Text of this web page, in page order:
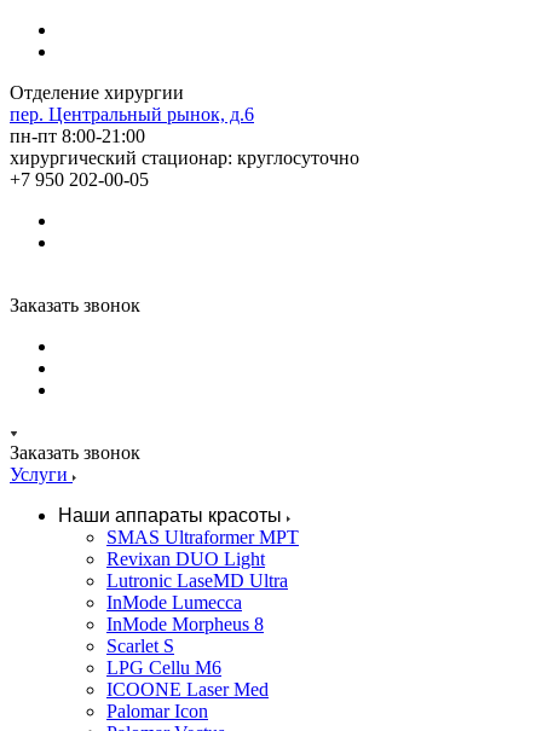
Отделение хирургии
пер. Центральный рынок, д.6
пн-пт 8:00-21:00
хирургический стационар: круглосуточно
+7 950 202-00-05
Заказать звонок
Заказать звонок
Услуги
Наши аппараты красоты
SMAS Ultraformer MPT
Revixan DUO Light
Lutronic LaseMD Ultra
InMode Lumecca
InMode Morpheus 8
Scarlet S
LPG Cellu M6
ICOONE Laser Med
Palomar Icon